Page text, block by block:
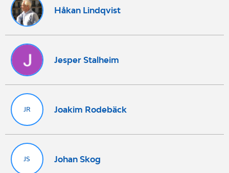
Håkan Lindqvist
Jesper Stalheim
JR Joakim Rodebäck
JS Johan Skog